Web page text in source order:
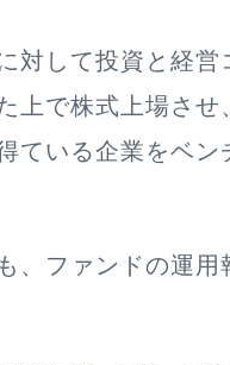
対して投資と経
上で株式上場させ
ている企業をベン
、ファンドの運用